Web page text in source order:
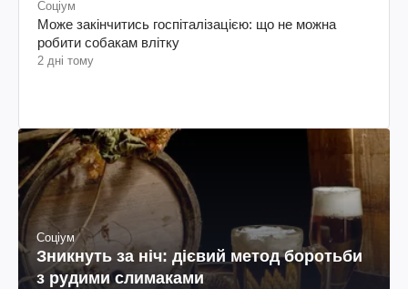
Соціум
Може закінчитись госпіталізацією: що не можна
робити собакам влітку
2 дні тому
Соціум
Зникнуть за ніч: дієвий метод боротьби
з рудими слимаками